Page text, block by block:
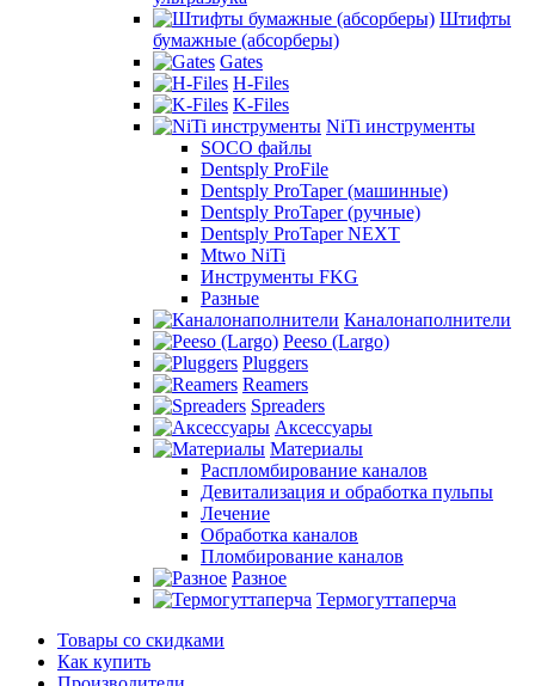
Штифты
бумажные (абсорберы)
Gates
H-Files
K-Files
NiTi инструменты
SOCO файлы
Dentsply ProFile
Dentsply ProTaper (машинные)
Dentsply ProTaper (ручные)
Dentsply ProTaper NEXT
Mtwo NiTi
Инструменты FKG
Разные
Каналонаполнители
Peeso (Largo)
Pluggers
Reamers
Spreaders
Аксессуары
Материалы
Распломбирование каналов
Девитализация и обработка пульпы
Лечение
Обработка каналов
Пломбирование каналов
Разное
Термогуттаперча
Товары со скидками
Как купить